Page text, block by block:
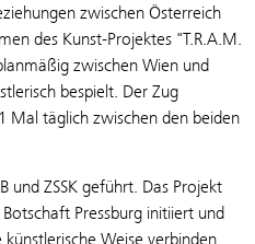
zwischen Österreich
des Kunst-Projektes "T.R.A.M.
zwischen Wien und
bespielt. Der Zug
Mal täglich zwischen den beiden
und ZSSK geführt. Das Projekt
Pressburg initiiert und
Weise verbinden.